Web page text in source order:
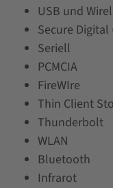
USB und
Secure
Seriell
PCMCIA
FireWIre
Thin Client
Thunderbolt
WLAN
Bluetooth
Infrarot